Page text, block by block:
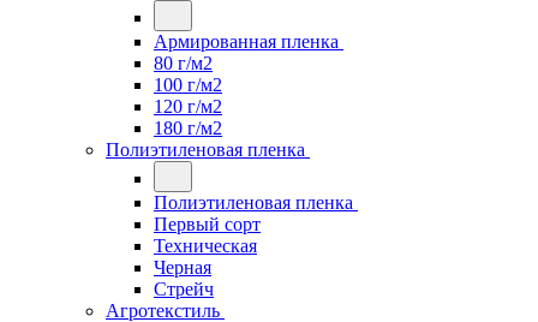
Армированная пленка
80 г/м2
100 г/м2
120 г/м2
180 г/м2
Полиэтиленовая пленка
Полиэтиленовая пленка
Первый сорт
Техническая
Черная
Стрейч
Агротекстиль